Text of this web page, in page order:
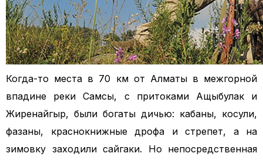
Когда-то места в 70 км от Алматы в межгорной
впадине реки Самсы, с притоками Ащыбулак и
Жиренайгыр, были богаты дичью: кабаны, косули,
фазаны, краснокнижные дрофа и стрепет, а на
зимовку заходили сайгаки. Но непосредственная